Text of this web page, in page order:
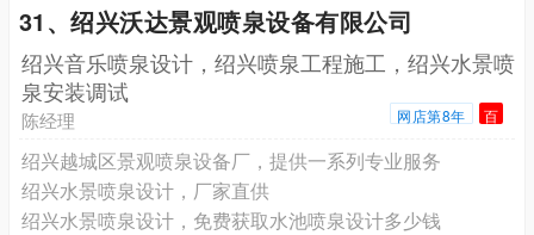
31、绍兴沃达景观喷泉设备有限公司
绍兴音乐喷泉设计，绍兴喷泉工程施工，绍兴水景喷
泉安装调试
陈经理 网店第8年 百
绍兴越城区景观喷泉设备厂，提供一系列专业服务
绍兴水景喷泉设计，厂家直供
绍兴水景喷泉设计，免费获取水池喷泉设计多少钱